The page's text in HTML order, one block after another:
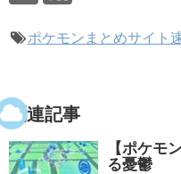
ポケモンまとめサイト
関連記事
【ポケモ
る憂鬱